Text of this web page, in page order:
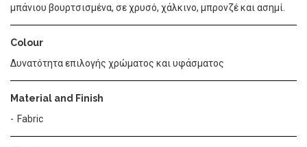
μπάνιου βουρτσισμένα, σε χρυσό, χάλκινο, μπρονζέ και ασημί.
Colour
Δυνατότητα επιλογής χρώματος και υφάσματος
Material and Finish
Fabric